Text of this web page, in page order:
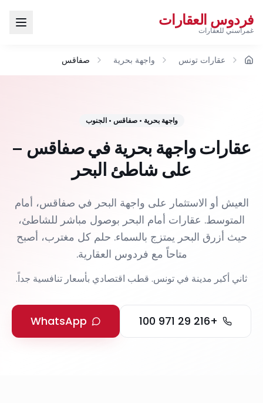
فردوس العقارات
غمراسني للعقارات
الرئيسية عقارات تونس واجهة بحرية صفاقس
واجهة بحرية •صفاقس •الجنوب
عقارات واجهة بحرية في صفاقس –
على شاطئ البحر
العيش أو الاستثمار على واجهة البحر في صفاقس، أمام
المتوسط. عقارات أمام البحر بوصول مباشر للشاطئ،
حيث أزرق البحر يمتزج بالسماء. حلم كل مغترب، أصبح
متاحاً مع فردوس العقارية.
ثاني أكبر مدينة في تونس. قطب اقتصادي بأسعار تنافسية جداً.
WhatsApp +216 29 971 100